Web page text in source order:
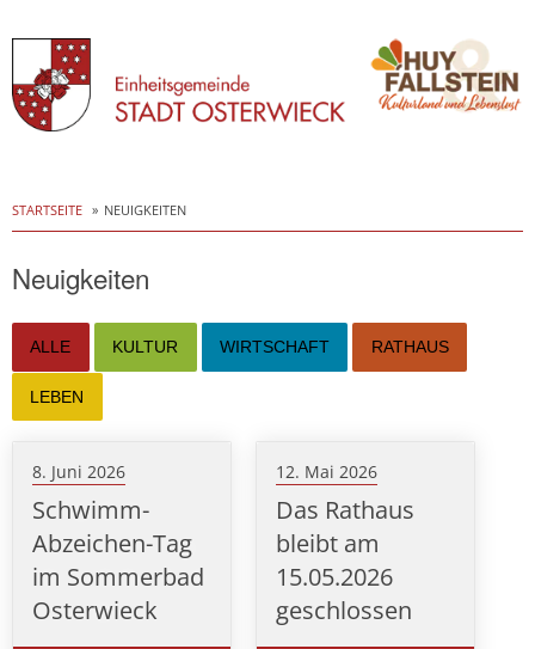
to
content
STARTSEITE NEUIGKEITEN
Neuigkeiten
ALLE KULTUR WIRTSCHAFT RATHAUS
LEBEN
8. Juni 2026
Schwimm-
Abzeichen-Tag
im Sommerbad
Osterwieck
12. Mai 2026
Das Rathaus
bleibt am
15.05.2026
geschlossen